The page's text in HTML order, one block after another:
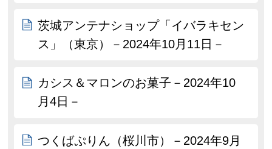
茨城アンテナショップ「イバラキセン
ス」（東京）－2024年10月11日－
カシス＆マロンのお菓子－2024年10
月4日－
つくばぷりん（桜川市）－2024年9月